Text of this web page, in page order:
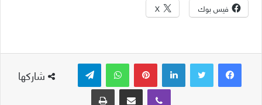
فيس بوك X
شاركها
لينكدإن بينتيريست واتساب
ڤايبر
مشاركة عبر البريد طباعة